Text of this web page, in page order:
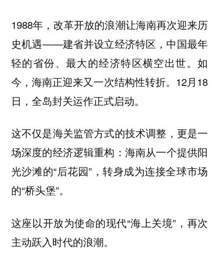
1988年，改革开放的浪潮让海南再次迎来历
史机遇——建省并设立经济特区，中国最年
轻的省份、最大的经济特区横空出世。如
今，海南正迎来又一次结构性转折。12月18
日，全岛封关运作正式启动。
这不仅是海关监管方式的技术调整，更是一
场深度的经济逻辑重构：海南从一个提供阳
光沙滩的“后花园”，转身成为连接全球市场
的“桥头堡”。
这座以开放为使命的现代“海上关境”，再次
主动跃入时代的浪潮。